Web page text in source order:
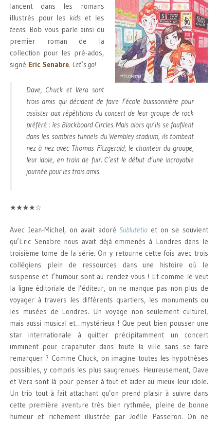
lancent dans les romans
illustrés pour les kids et les
teens. Bob vous parle ainsi du
premier roman de la
collection pour les pré-ados,
signé Eric Senabre. Let’s go!
Dave, Chuck et Vera sont
trois amis qui décident de faire l’école buissonnière pour
assister aux répétitions du concert de leur groupe de rock
préféré : les Blackboard Circles. Mais alors qu’ils se faufilent
dans les sombres tunnels du Wembley stadium, ils tombent
nez à nez avec Thomas Fitzgerald, le chanteur du groupe,
leur idole, en train de fuir. C’est le début d’une incroyable
journée pour les trois amis.
★★★★☆
Avec Jean-Michel, on avait adoré Sublutetia et on se souvient
qu’Eric Senabre nous avait déjà emmenés à Londres dans le
troisième tome de la série. On y retourne cette fois avec trois
collégiens plein de ressources dans une histoire où le
suspense et l’humour sont au rendez-vous ! Et comme le veut
la ligne éditoriale de l’éditeur, on ne manque pas non plus de
voyager à travers les différents quartiers, les monuments ou
les musées de Londres. Un voyage non seulement culturel,
mais aussi musical et…mystérieux ! Que peut bien pousser une
star internationale à quitter précipitamment un concert
imminent pour crapahuter dans toute la ville sans se faire
remarquer ? Comme Chuck, on imagine toutes les hypothèses
possibles, y compris les plus saugrenues. Heureusement, Dave
et Vera sont là pour penser à tout et aider au mieux leur idole.
Un trio tout à fait attachant qu’on prend plaisir à suivre dans
cette première aventure très bien rythmée, pleine de bonne
humeur et richement illustrée par Joëlle Passeron. On ne